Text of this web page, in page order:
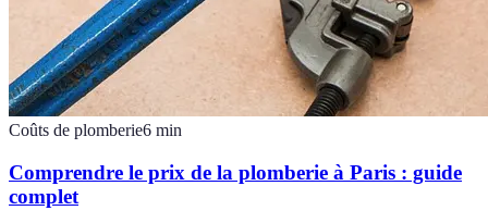
Coûts de plomberie6 min
Comprendre le prix de la plomberie à Paris : guide
complet